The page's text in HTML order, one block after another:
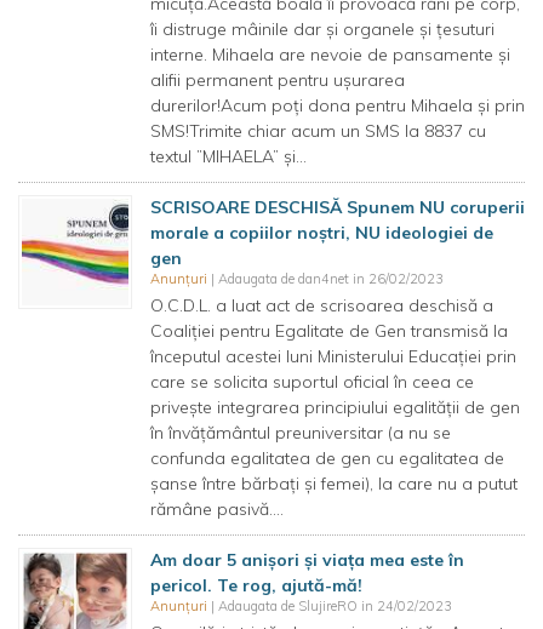
îi distruge mâinile dar și organele și țesuturi
interne. Mihaela are nevoie de pansamente și
alifii permanent pentru ușurarea
durerilor!Acum poți dona pentru Mihaela și prin
SMS!Trimite chiar acum un SMS la 8837 cu
textul ”MIHAELA” și...
SCRISOARE DESCHISĂ Spunem NU coruperii
morale a copiilor noștri, NU ideologiei de
gen
Anunțuri | Adaugata de dan4net in 26/02/2023
O.C.D.L. a luat act de scrisoarea deschisă a
Coaliției pentru Egalitate de Gen transmisă la
începutul acestei luni Ministerului Educației prin
care se solicita suportul oficial în ceea ce
privește integrarea principiului egalității de gen
în învățământul preuniversitar (a nu se
confunda egalitatea de gen cu egalitatea de
șanse între bărbați și femei), la care nu a putut
rămâne pasivă....
Am doar 5 anișori și viața mea este în
pericol. Te rog, ajută-mă!
Anunțuri | Adaugata de SlujireRO in 24/02/2023